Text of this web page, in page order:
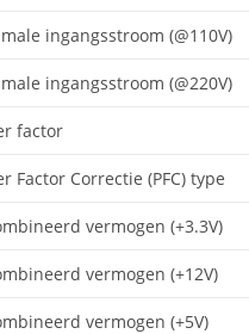
ingangsstroom (@110V)
ingangsstroom (@220V)
factor
Factor Correctie (PFC) type
vermogen (+3.3V)
vermogen (+12V)
vermogen (+5V)